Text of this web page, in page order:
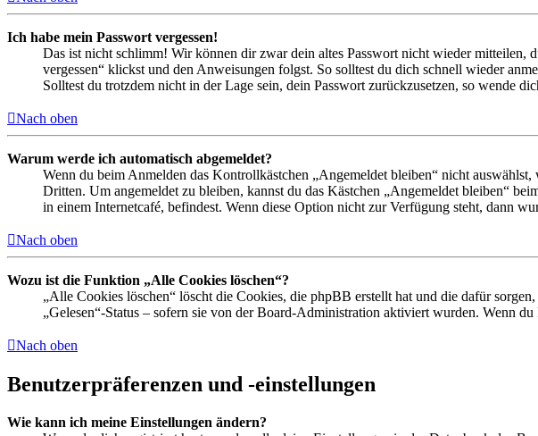
Ich habe mein Passwort vergessen!
Das ist nicht schlimm! Wir können dir zwar dein altes Passwort nicht wieder mitteilen,
vergessen“ klickst und den Anweisungen folgst. So solltest du dich schnell wieder
Solltest du trotzdem nicht in der Lage sein, dein Passwort zurückzusetzen, so wende
Nach oben
Warum werde ich automatisch abgemeldet?
Wenn du beim Anmelden das Kontrollkästchen „Angemeldet bleiben“ nicht
Dritten. Um angemeldet zu bleiben, kannst du das Kästchen „Angemeldet bleiben“
in einem Internetcafé, befindest. Wenn diese Option nicht zur Verfügung steht, dann
Nach oben
Wozu ist die Funktion „Alle Cookies löschen“?
„Alle Cookies löschen“ löscht die Cookies, die phpBB erstellt hat und die dafür
„Gelesen“-Status – sofern sie von der Board-Administration aktiviert wurden. Wenn
Nach oben
Benutzerpräferenzen und -einstellungen
Wie kann ich meine Einstellungen ändern?